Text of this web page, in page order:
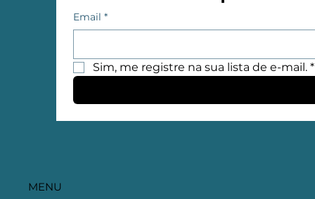
Email *
Sim, me registre na sua lista de e-mail. *
MENU